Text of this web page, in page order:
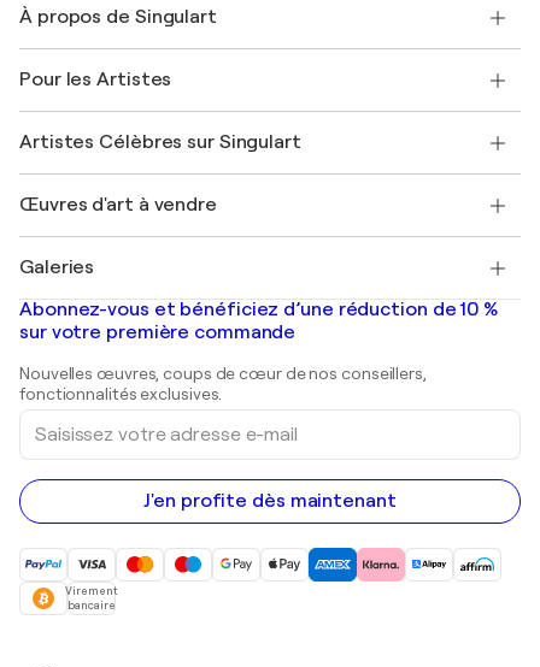
Expédition
Offrir une carte cadeau
Rejoignez notre programme commercial
Mon compte
+33 1 76 44 06 42
À propos de Singulart
FAQ
Magazine Singulart
Emplois
Découvrez une sélection d'art original
Pour les Artistes
Se connecter en tant qu'Artiste
Artistes Célèbres sur Singulart
Marc Chagall
Banksy
Mr. Brainwash
Shepard Fairey
Œuvres d'art à vendre
Tableaux abstraits à vendre
Peintures de paysage
Estampes
Peintures acryliques
Galeries
Galeries d'art en France
Galeries d'art en Belgique
Abonnez-vous et bénéficiez d’une réduction de 10 %
sur votre première commande
Nouvelles œuvres, coups de cœur de nos conseillers,
fonctionnalités exclusives.
Saisissez
votre
adresse
e-
mail
J'en profite dès maintenant
Virement
bancaire